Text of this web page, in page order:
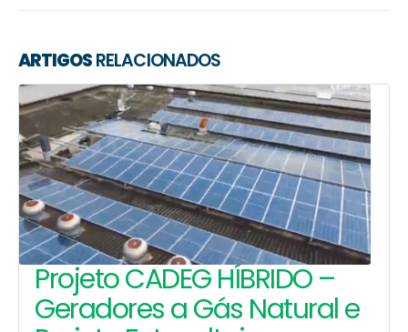
ARTIGOSRELACIONADOS
Projeto CADEG HÍBRIDO –
Geradores a Gás Natural e